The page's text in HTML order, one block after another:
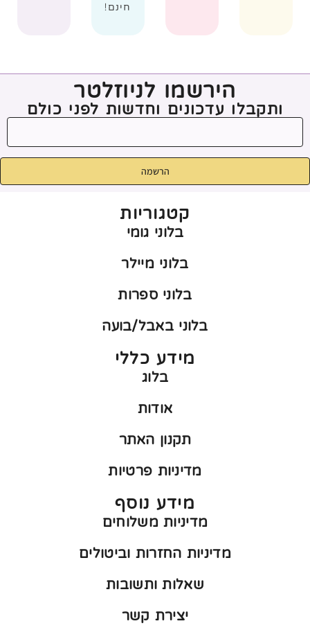
חינם!
הירשמו לניוזלטר
ותקבלו עדכונים וחדשות לפני כולם
הרשמה
קטגוריות
בלוני גומי
בלוני מיילר
בלוני ספרות
בלוני באבל/בועה
מידע כללי
בלוג
אודות
תקנון האתר
מדיניות פרטיות
מידע נוסף
מדיניות משלוחים
מדיניות החזרות וביטולים
שאלות ותשובות
יצירת קשר